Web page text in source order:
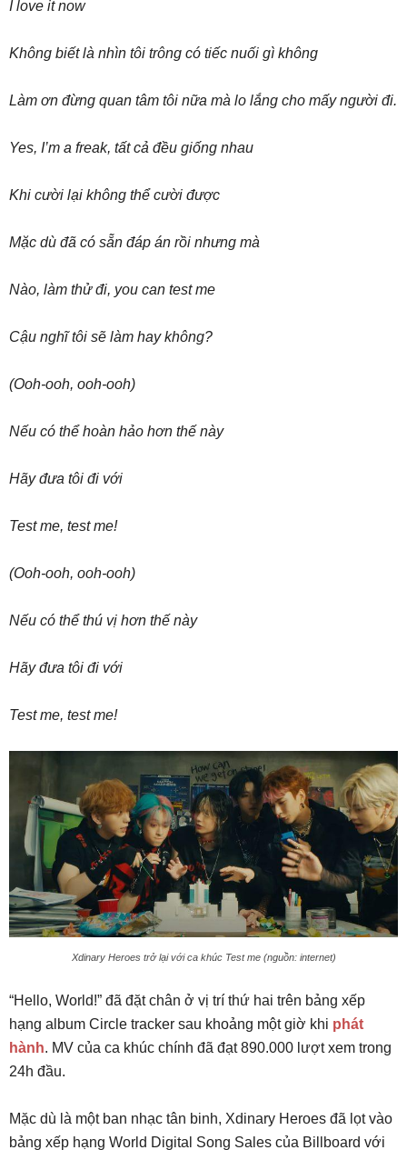
I love it now
Không biết là nhìn tôi trông có tiếc nuối gì không
Làm ơn đừng quan tâm tôi nữa mà lo lắng cho mấy người đi.
Yes, I’m a freak, tất cả đều giống nhau
Khi cười lại không thể cười được
Mặc dù đã có sẵn đáp án rồi nhưng mà
Nào, làm thử đi, you can test me
Cậu nghĩ tôi sẽ làm hay không?
(Ooh-ooh, ooh-ooh)
Nếu có thể hoàn hảo hơn thế này
Hãy đưa tôi đi với
Test me, test me!
(Ooh-ooh, ooh-ooh)
Nếu có thể thú vị hơn thế này
Hãy đưa tôi đi với
Test me, test me!
Xdinary Heroes trở lại với ca khúc Test me (nguồn: internet)
“Hello, World!” đã đặt chân ở vị trí thứ hai trên bảng xếp
hạng album Circle tracker sau khoảng một giờ khi phát
hành. MV của ca khúc chính đã đạt 890.000 lượt xem trong
24h đầu.
Mặc dù là một ban nhạc tân binh, Xdinary Heroes đã lọt vào
bảng xếp hạng World Digital Song Sales của Billboard với